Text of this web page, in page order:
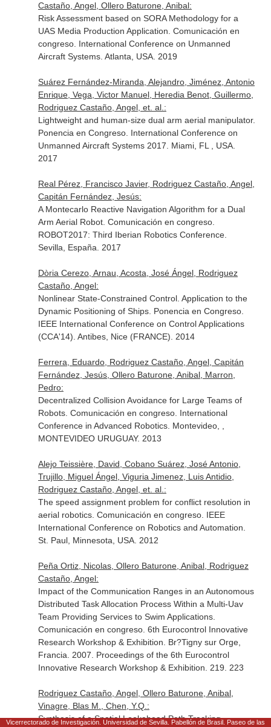
Castaño, Angel, Ollero Baturone, Anibal:
Risk Assessment based on SORA Methodology for a
UAS Media Production Application. Comunicación en
congreso. International Conference on Unmanned
Aircraft Systems. Atlanta, USA. 2019
Suárez Fernández-Miranda, Alejandro, Jiménez, Antonio
Enrique, Vega, Victor Manuel, Heredia Benot, Guillermo,
Rodriguez Castaño, Angel, et. al.:
Lightweight and human-size dual arm aerial manipulator.
Ponencia en Congreso. International Conference on
Unmanned Aircraft Systems 2017. Miami, FL , USA.
2017
Real Pérez, Francisco Javier, Rodriguez Castaño, Angel,
Capitán Fernández, Jesús:
A Montecarlo Reactive Navigation Algorithm for a Dual
Arm Aerial Robot. Comunicación en congreso.
ROBOT2017: Third Iberian Robotics Conference.
Sevilla, España. 2017
Dòria Cerezo, Arnau, Acosta, José Ángel, Rodriguez
Castaño, Angel:
Nonlinear State-Constrained Control. Application to the
Dynamic Positioning of Ships. Ponencia en Congreso.
IEEE International Conference on Control Applications
(CCA'14). Antibes, Nice (FRANCE). 2014
Ferrera, Eduardo, Rodriguez Castaño, Angel, Capitán
Fernández, Jesús, Ollero Baturone, Anibal, Marron,
Pedro:
Decentralized Collision Avoidance for Large Teams of
Robots. Comunicación en congreso. International
Conference in Advanced Robotics. Montevideo, ,
MONTEVIDEO URUGUAY. 2013
Alejo Teissière, David, Cobano Suárez, José Antonio,
Trujillo, Miguel Ángel, Viguria Jimenez, Luis Antidio,
Rodriguez Castaño, Angel, et. al.:
The speed assignment problem for conflict resolution in
aerial robotics. Comunicación en congreso. IEEE
International Conference on Robotics and Automation.
St. Paul, Minnesota, USA. 2012
Peña Ortiz, Nicolas, Ollero Baturone, Anibal, Rodriguez
Castaño, Angel:
Impact of the Communication Ranges in an Autonomous
Distributed Task Allocation Process Within a Multi-Uav
Team Providing Services to Swim Applications.
Comunicación en congreso. 6th Eurocontrol Innovative
Research Workshop & Exhibition. Br?Tigny sur Orge,
Francia. 2007. Proceedings of the 6th Eurocontrol
Innovative Research Workshop & Exhibition. 219. 223
Rodriguez Castaño, Angel, Ollero Baturone, Anibal,
Vinagre, Blas M., Chen, Y.Q.:
Synthesis of a Spatial Lookahead Path Tracking
Vicerrectorado de Investigación. Universidad de Sevilla. Pabellón de Brasil. Paseo de las